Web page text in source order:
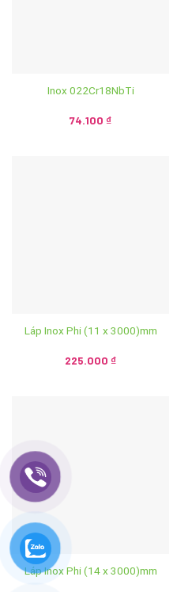
Inox 022Cr18NbTi
74.100 ₫
Láp Inox Phi (11 x 3000)mm
225.000 ₫
Láp Inox Phi (14 x 3000)mm